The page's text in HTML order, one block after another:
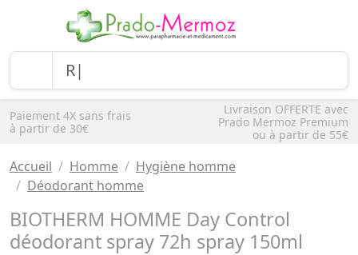
Paiement 4X sans frais
à partir de 30€
Livraison OFFERTE avec
Prado Mermoz Premium
ou à partir de 55€
Accueil Homme
Hygiène homme
Déodorant homme
BIOTHERM HOMME Day Control
déodorant spray 72h spray 150ml